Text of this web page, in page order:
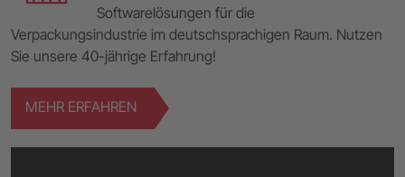
Softwarelösungen für die
Verpackungsindustrie im deutschsprachigen Raum. Nutzen
Sie unsere 40-jährige Erfahrung!
MEHR ERFAHREN